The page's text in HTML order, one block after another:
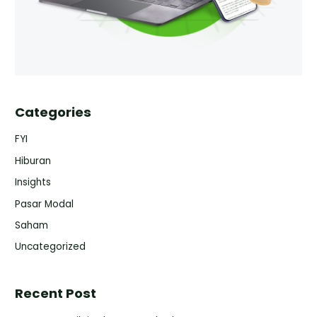
Categories
FYI
Hiburan
Insights
Pasar Modal
Saham
Uncategorized
Recent Post